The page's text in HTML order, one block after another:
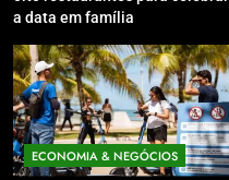
a data em família
ECONOMIA & NEGÓCIOS